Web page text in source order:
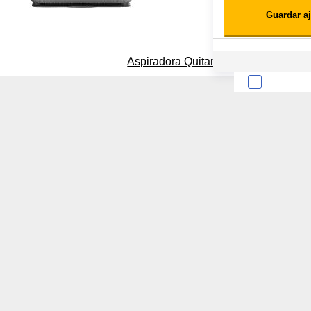
Aspiradora Quitamanchas 450W
Guardar